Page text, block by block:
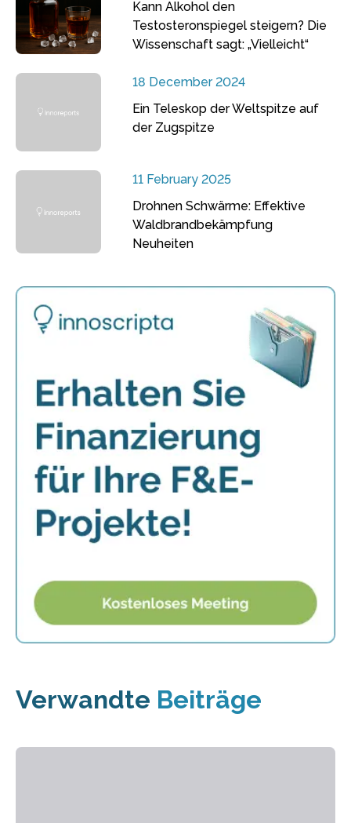
Kann Alkohol den
Testosteronspiegel steigern? Die
Wissenschaft sagt: „Vielleicht“
18 December 2024
Ein Teleskop der Weltspitze auf
der Zugspitze
11 February 2025
Drohnen Schwärme: Effektive
Waldbrandbekämpfung
Neuheiten
Verwandte Beiträge